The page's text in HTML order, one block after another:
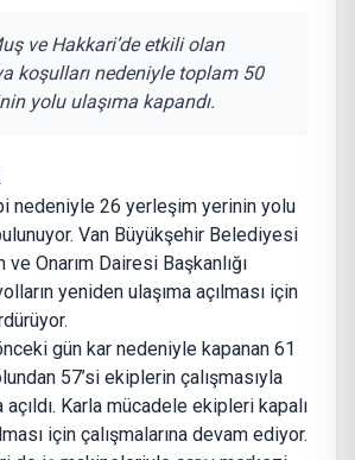
ve Hakkari’de etkili olan
koşulları nedeniyle toplam 50
yolu ulaşıma kapandı.
nedeniyle 26 yerleşim yerinin yolu
Van Büyükşehir Belediyesi
ve Onarım Dairesi Başkanlığı
yeniden ulaşıma açılması için
gün kar nedeniyle kapanan 61
57’si ekiplerin çalışmasıyla
açıldı. Karla mücadele ekipleri kapalı
için çalışmalarına devam ediyor.